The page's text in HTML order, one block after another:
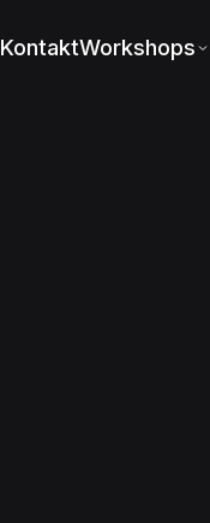
KontaktWorkshops